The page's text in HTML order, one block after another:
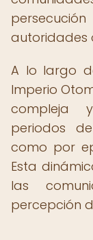
autoridades
A lo largo
Imperio
compleja
periodos
como por
Esta
las
percepción